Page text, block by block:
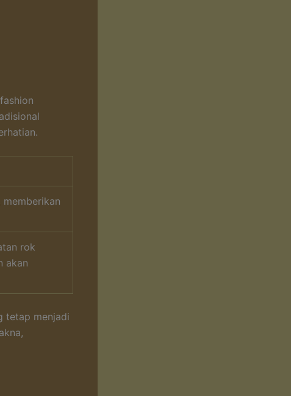
memberikan
rok
akan
tetap menjadi